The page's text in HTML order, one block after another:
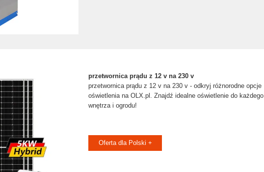
przetwornica prądu z 12 v na 230 v
przetwornica prądu z 12 v na 230 v - odkryj różnorodne opcje
oświetlenia na OLX.pl. Znajdź idealne oświetlenie do każdego
wnętrza i ogrodu!
Oferta dla Polski +